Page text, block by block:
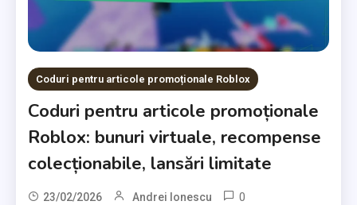
Coduri pentru articole promoționale Roblox
Coduri pentru articole promoționale
Roblox: bunuri virtuale, recompense
colecționabile, lansări limitate
23/02/2026 Andrei Ionescu 0